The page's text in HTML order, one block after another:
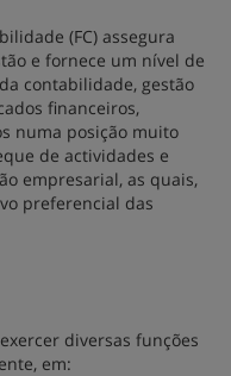
(FC) assegura
e fornece um nível de
contabilidade, gestão
financeiros,
numa posição muito
de actividades e
empresarial, as quais,
preferencial das
diversas funções
em: